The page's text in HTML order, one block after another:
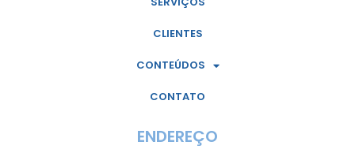
CLIENTES
CONTEÚDOS
CONTATO
ENDEREÇO